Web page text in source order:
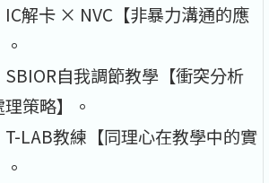
IC解卡 × NVC【非暴力溝通的應
SBIOR自我調節教學【衝突分析
策略】。
T-LAB教練【同理心在教學中的實